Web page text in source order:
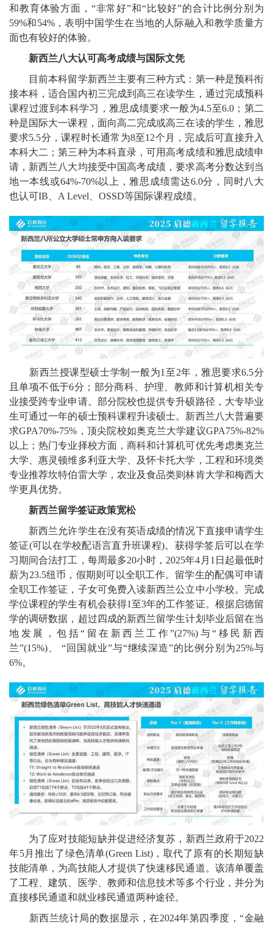
和教育体验方面，“非常好”和“比较好”的合计比例分别为
59%和54%，表明中国学生在当地的人际融入和教学质量方
面也有较好的体验。
新西兰八大认可高考成绩与国际文凭
目前本科留学新西兰主要有三种方式：第一种是预科衔
接本科，适合国内初三完成到高三在读学生，通过完成预科
课程过渡到本科学习，雅思成绩要求一般为4.5至6.0；第二
种是国际大一课程，面向高二完成或高三在读的学生，雅思
要求5.5分，课程时长通常为8至12个月，完成后可直接升入
本科大二；第三种为本科直录，可用高考成绩和雅思成绩申
请，新西兰八大均接受中国高考成绩，要求高考分数达到当
地一本线或64%-70%以上，雅思成绩需达6.0分，同时八大
也认可IB、A Level、OSSD等国际课程成绩。
新西兰授课型硕士学制一般为1至2年，雅思要求6.5分
且单项不低于6分；部分商科、护理、教师和计算机相关专
业接受跨专业申请。部分院校也提供专升硕路径，大专毕业
生可通过一年的硕士预科课程升读硕士。新西兰八大普遍要
求GPA70%-75%，顶尖院校如奥克兰大学建议GPA75%-82%
以上；热门专业择校方面，商科和计算机可优先考虑奥克兰
大学、惠灵顿维多利亚大学、及怀卡托大学，工程和环境类
专业推荐坎特伯雷大学，农业及食品类则林肯大学和梅西大
学更具优势。
新西兰留学签证政策宽松
新西兰允许学生在没有英语成绩的情况下直接申请学生
签证(可以在学校配语言直升班课程)。获得学签后可以在学
习期间合法打工，每周最多20小时，2025年4月1日起最低时
薪为23.5纽币，假期则可以全职工作。留学生的配偶可申请
全职工作签证，子女可免费入读新西兰公立中小学校。完成
学位课程的学生有机会获得1至3年的工作签证。根据启德留
学的调研数据，超过四成的新西兰留学生计划毕业后留在当
地发展，包括“留在新西兰工作”(27%)与“移民新西
兰”(15%)、 “回国就业”与“继续深造”的比例分别为25%与
6%。
为了应对技能短缺并促进经济复苏，新西兰政府于2022
年5月推出了绿色清单(Green List)，取代了原有的长期短缺
技能清单，为高技能人才提供了快速移民通道。该清单覆盖
了工程、建筑、医学、教师和信息技术等多个行业，并分为
直接移民通道和就业移民通道两种途径。
新西兰统计局的数据显示，在2024年第四季度，“金融